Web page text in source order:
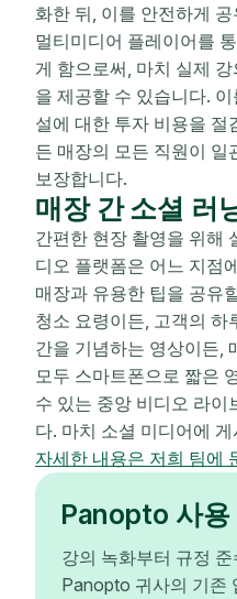
화한 뒤, 이를 안전하게
멀티미디어 플레이어를
게 함으로써, 마치 실제
을 제공할 수 있습니다.
설에 대한 투자 비용을 절
든 매장의 모든 직원이 일
보장합니다.
매장 간 소셜 러
간편한 현장 촬영을 위해
디오 플랫폼은 어느 지점
매장과 유용한 팁을 공유
청소 요령이든, 고객의 하
간을 기념하는 영상이든,
모두 스마트폰으로 짧은
수 있는 중앙 비디오 라이
다. 마치 소셜 미디어에
자세한 내용은 저희 팀에
Panopto 사용
강의 녹화부터 규정
Panopto 귀사의 기존